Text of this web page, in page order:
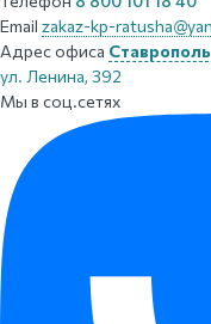
Email zakaz-kp-
Адрес офиса Ставрополь
ул. Ленина, 392
Мы в соц.сетях